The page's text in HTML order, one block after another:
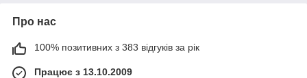
Про нас
100% позитивних з 383 відгуків за рік
Працює з 13.10.2009